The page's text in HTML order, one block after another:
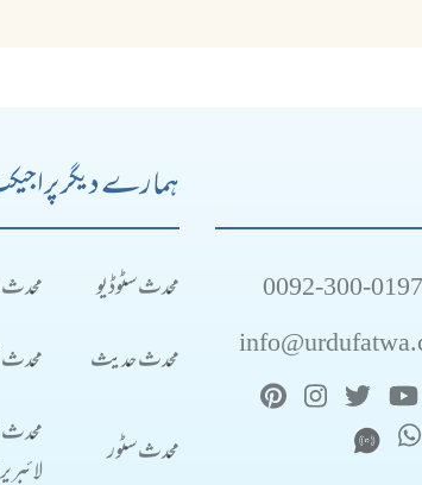
0092-300-
ہمارے دیگر
محدث سٹوڈیو محدث
محدث حدیث
محدث سٹور